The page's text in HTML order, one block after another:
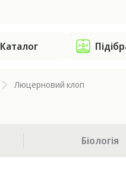
Каталог
Люцерновий клоп
Біологія